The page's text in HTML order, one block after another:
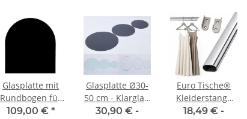
Glasplatte mit
Rundbogen für
Kaminofen und
109,00 € *
Glasplatte Ø30-
50 cm - Klarglas,
schwarz, weiß
30,90 € -
Euro Tische®
Kleiderstange
Schrank Oval 50
18,49 € -